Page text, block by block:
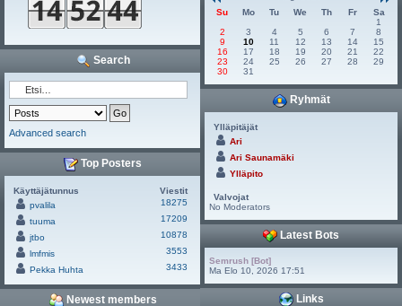
Search
Advanced search
Top Posters
Käyttäjätunnus
Viestit
pvalila
18275
tuuma
17209
jtbo
10878
lmfmis
3553
Pekka Huhta
3433
Newest members
Su
Mo Tu We Th Fr
Sa
1
2
3 4 5 6 7
8
9
10 11 12 13 14
15
16
17 18 19 20 21
22
23
24 25 26 27 28
29
30
31
Ryhmät
Ylläpitäjät
Ari
Ari Saunamäki
Ylläpito
Valvojat
No Moderators
Latest Bots
Semrush [Bot]
Ma Elo 10, 2026 17:51
Links